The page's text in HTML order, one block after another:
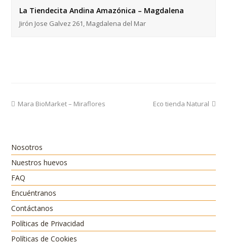
La Tiendecita Andina Amazónica – Magdalena
Jirón Jose Galvez 261, Magdalena del Mar
previous
Mara BioMarket – Miraflores
next
Eco tienda Natural
Nosotros
Nuestros huevos
FAQ
Encuéntranos
Contáctanos
Políticas de Privacidad
Políticas de Cookies